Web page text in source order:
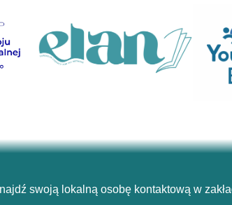
swoją lokalną osobę kontaktową w